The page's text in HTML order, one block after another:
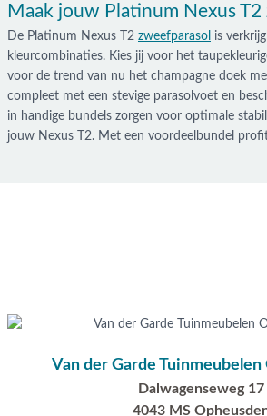
Maak jouw Platinum Nexus
De Platinum Nexus T2 zweefparasol is
kleurcombinaties. Kies jij voor het
voor de trend van nu het champagne doek
compleet met een stevige parasolvoet en
in handige bundels zorgen voor optimale
jouw Nexus T2. Met een voordeelbundel
Van der Garde
Dalwagenseweg 17
4043 MS